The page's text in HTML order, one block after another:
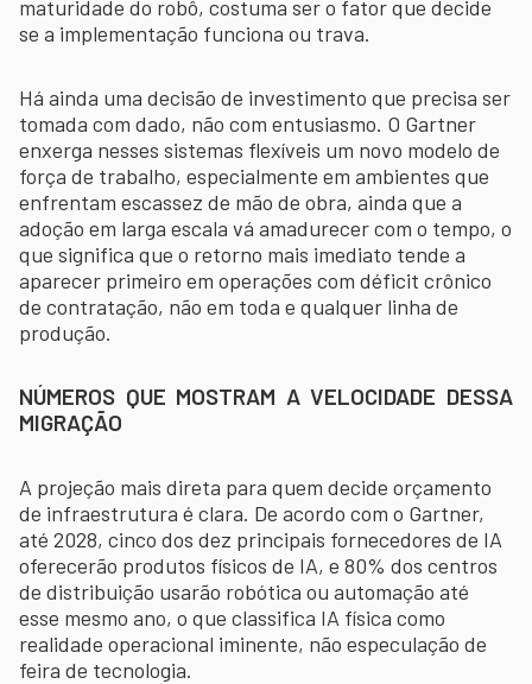
maturidade do robô, costuma ser o fator que decide
se a implementação funciona ou trava.
Há ainda uma decisão de investimento que precisa ser
tomada com dado, não com entusiasmo. O Gartner
enxerga nesses sistemas flexíveis um novo modelo de
força de trabalho, especialmente em ambientes que
enfrentam escassez de mão de obra, ainda que a
adoção em larga escala vá amadurecer com o tempo, o
que significa que o retorno mais imediato tende a
aparecer primeiro em operações com déficit crônico
de contratação, não em toda e qualquer linha de
produção.
NÚMEROS QUE MOSTRAM A VELOCIDADE DESSA
MIGRAÇÃO
A projeção mais direta para quem decide orçamento
de infraestrutura é clara. De acordo com o Gartner,
até 2028, cinco dos dez principais fornecedores de IA
oferecerão produtos físicos de IA, e 80% dos centros
de distribuição usarão robótica ou automação até
esse mesmo ano, o que classifica IA física como
realidade operacional iminente, não especulação de
feira de tecnologia.